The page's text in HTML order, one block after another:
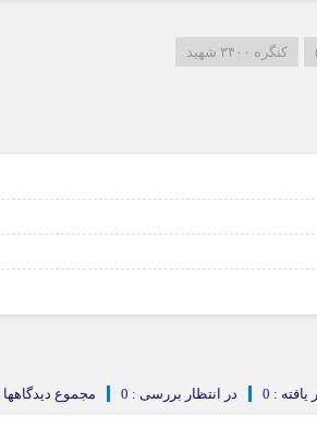
کنگره ۳۴۰۰ شهید
مجموع دیدگاهها : در انتظار بررسی : 0 یافته : 0